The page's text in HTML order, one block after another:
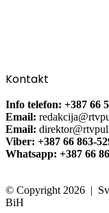
Kontakt
Info telefon: +387 66
Email:
Email:
Viber: +387 66 863-
Whatsapp: +387 66
© Copyright 2026 |
BiH